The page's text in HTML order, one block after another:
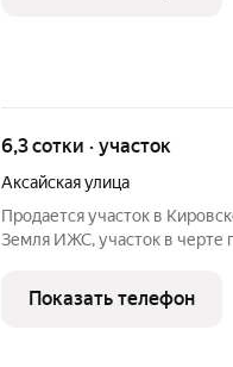
6,3 сотки · участок
Аксайская улица
Продается участок в
Земля ИЖС, участок в черте
строительство жилого дома.
рядом . Все
Показать телефон